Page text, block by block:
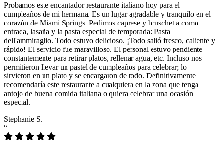
Probamos este encantador restaurante italiano hoy para el
cumpleaños de mi hermana. Es un lugar agradable y tranquilo en el
corazón de Miami Springs. Pedimos caprese y bruschetta como
entrada, lasaña y la pasta especial de temporada: Pasta
dell'ammiraglio. Todo estuvo delicioso. ¡Todo salió fresco, caliente y
rápido! El servicio fue maravilloso. El personal estuvo pendiente
constantemente para retirar platos, rellenar agua, etc. Incluso nos
permitieron llevar un pastel de cumpleaños para celebrar; lo
sirvieron en un plato y se encargaron de todo. Definitivamente
recomendaría este restaurante a cualquiera en la zona que tenga
antojo de buena comida italiana o quiera celebrar una ocasión
especial.
Stephanie S.
“